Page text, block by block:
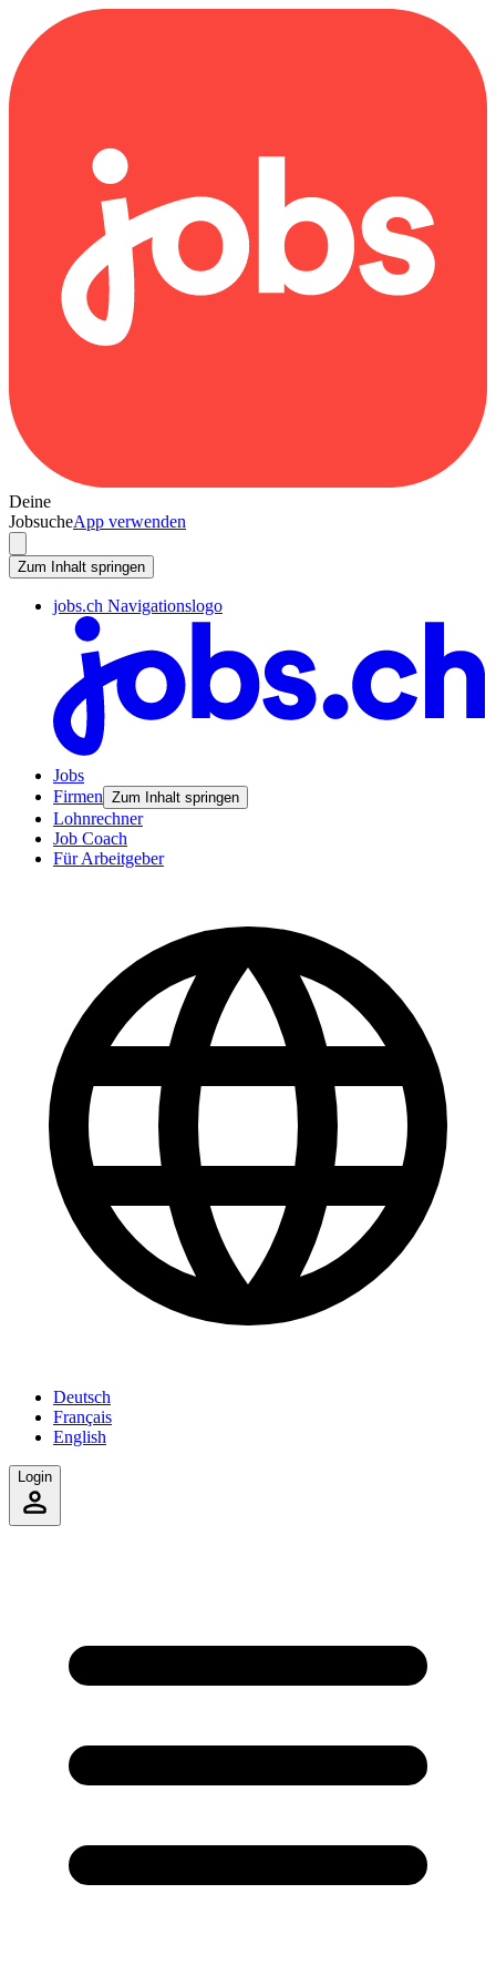
Deine
JobsucheApp verwenden
Zum Inhalt springen
jobs.ch Navigationslogo
Jobs
Firmen Zum Inhalt springen
Lohnrechner
Job Coach
Für Arbeitgeber
Deutsch
Français
English
Login